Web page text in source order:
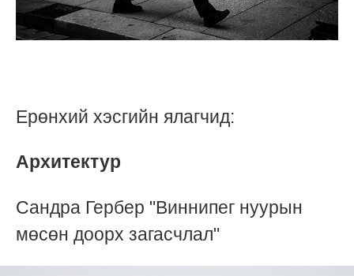
Ерөнхий хэсгийн ялагчид:
Архитектур
Сандра Гербер "Виннипег нуурын
мөсөн доорх загасчлал"